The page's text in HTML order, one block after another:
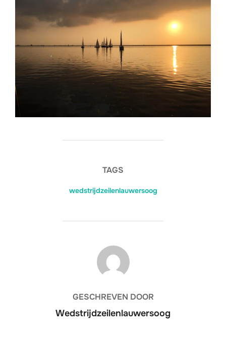
TAGS
wedstrijdzeilenlauwersoog
BERICHTAUTEUR
GESCHREVEN DOOR
Wedstrijdzeilenlauwersoog